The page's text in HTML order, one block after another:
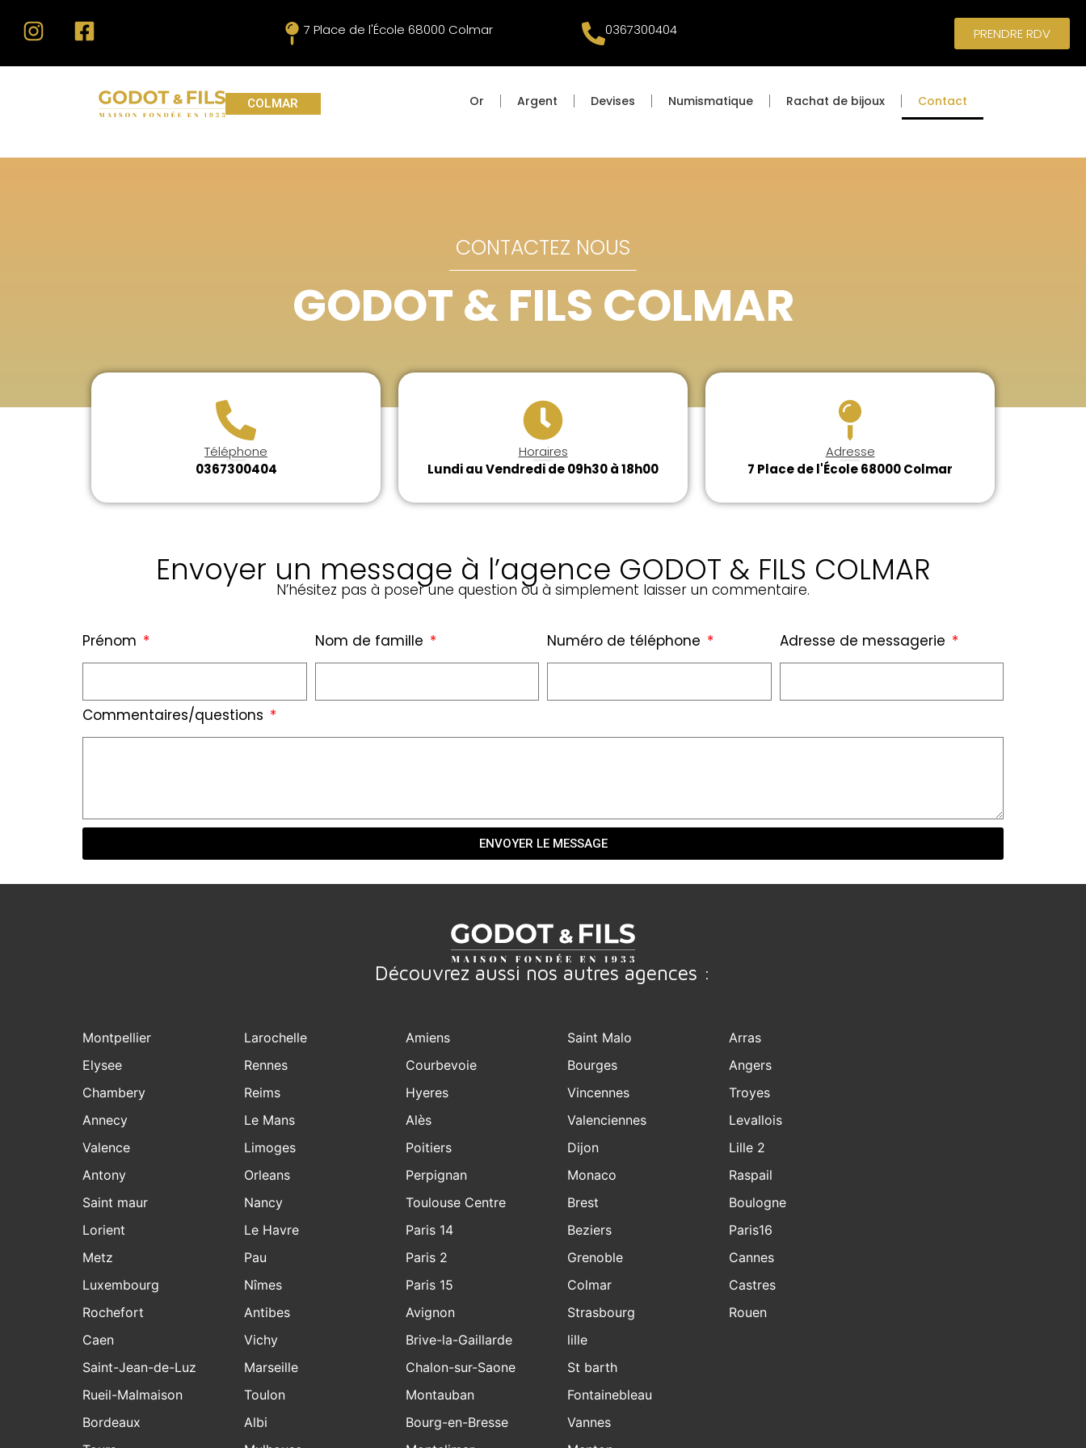
7 Place de l'École 68000 Colmar 0367300404 PRENDRE RDV
COLMAR Or Argent Devises Numismatique Rachat de bijoux Contact
CONTACTEZ NOUS
GODOT & FILS COLMAR
Téléphone
0367300404
Horaires
Lundi au Vendredi de 09h30 à 18h00
Adresse
7 Place de l'École 68000 Colmar
Envoyer un message à l’agence GODOT & FILS COLMAR
N’hésitez pas à poser une question ou à simplement laisser un commentaire.
Prénom Nom de famille Numéro de téléphone Adresse de messagerie
Commentaires/questions
ENVOYER LE MESSAGE
Découvrez aussi nos autres agences :
Montpellier
Elysee
Chambery
Annecy
Valence
Antony
Saint maur
Lorient
Metz
Luxembourg
Rochefort
Larochelle
Rennes
Reims
Le Mans
Limoges
Orleans
Nancy
Le Havre
Pau
Nîmes
Antibes
Amiens
Courbevoie
Hyeres
Alès
Poitiers
Perpignan
Toulouse Centre
Paris 14
Paris 2
Paris 15
Avignon
Saint Malo
Bourges
Vincennes
Valenciennes
Dijon
Monaco
Brest
Beziers
Grenoble
Colmar
Strasbourg
Arras
Angers
Troyes
Levallois
Lille 2
Raspail
Boulogne
Paris16
Cannes
Castres
Rouen
Caen
Saint-Jean-de-Luz
Rueil-Malmaison
Bordeaux
Vichy
Marseille
Toulon
Albi
Brive-la-Gaillarde
Chalon-sur-Saone
Montauban
Bourg-en-Bresse
lille
St barth
Fontainebleau
Vannes